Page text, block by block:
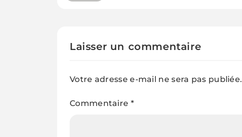
Laisser un commentaire
Votre adresse e-mail ne sera pas publiée.
Commentaire *